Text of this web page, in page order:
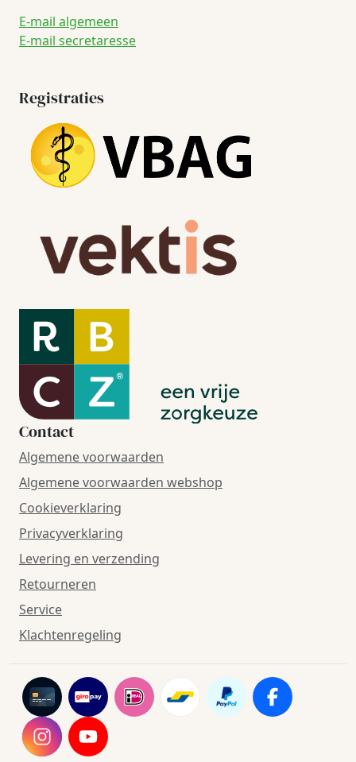
E-mail algemeen
E-mail secretaresse
Registraties
Contact
Algemene voorwaarden
Algemene voorwaarden webshop
Cookieverklaring
Privacyverklaring
Levering en verzending
Retourneren
Service
Klachtenregeling